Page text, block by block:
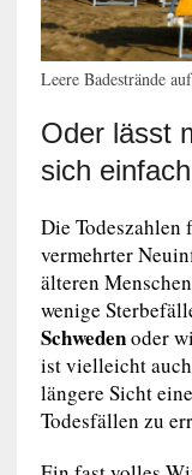
Leere Badestrände
Oder lässt
sich
Die Todeszahlen
vermehrter
älteren
wenige
Schwedenoder
ist vielleicht
längere Sicht
Todesfällen zu